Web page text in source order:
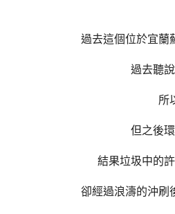
過去這個位於宜蘭
過去聽
所
但之後
結果垃圾中的
卻經過浪濤的沖刷